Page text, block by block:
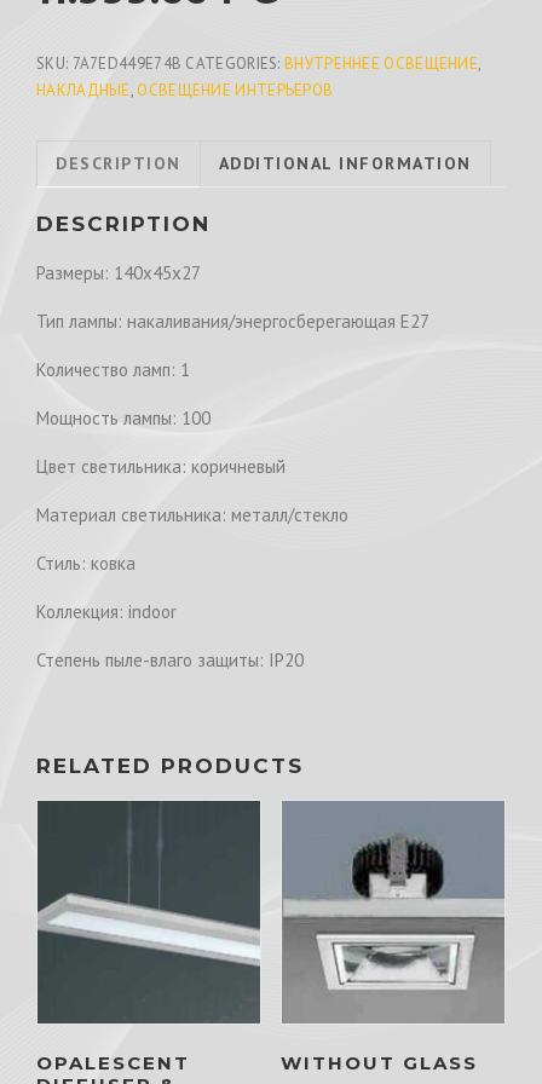
SKU: 7A7ED449E74B CATEGORIES:ВНУТРЕННЕЕ ОСВЕЩЕНИЕ,
НАКЛАДНЫЕ, ОСВЕЩЕНИЕ ИНТЕРЬЕРОВ
DESCRIPTION ADDITIONAL INFORMATION
DESCRIPTION
Размеры: 140x45x27
Тип лампы: накаливания/энергосберегающая Е27
Количество ламп: 1
Мощность лампы: 100
Цвет светильника: коричневый
Материал светильника: металл/стекло
Стиль: ковка
Коллекция: indoor
Степень пыле-влаго защиты: IP20
RELATED PRODUCTS
OPALESCENT
WITHOUT GLASS